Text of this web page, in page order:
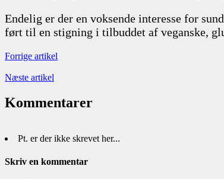
Endelig er der en voksende interesse for
ført til en stigning i tilbuddet af veganske,
Forrige artikel
Næste artikel
Kommentarer
Pt. er der ikke skrevet her...
Skriv en kommentar